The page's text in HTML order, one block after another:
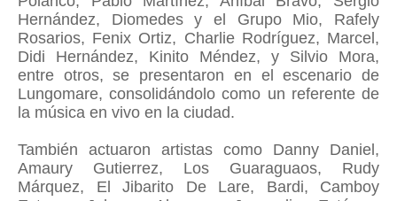
Hernández, Diomedes y el Grupo Mio, Rafely
Rosarios, Fenix Ortiz, Charlie Rodríguez, Marcel,
Didi Hernández, Kinito Méndez, y Silvio Mora,
entre otros, se presentaron en el escenario de
Lungomare, consolidándolo como un referente de
la música en vivo en la ciudad.
También actuaron artistas como Danny Daniel,
Amaury Gutierrez, Los Guaraguaos, Rudy
Márquez, El Jibarito De Lare, Bardi, Camboy